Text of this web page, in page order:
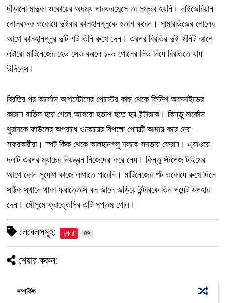
দাঁড়ানো মাদুকা ওকোয়ের অদম্য পারফরমেন্সে তা সম্ভব হয়নি। নাইজেরিয়ান
গোলরক্ষক ওকোয়ে দুইবার কালহানগ্লুকে হতাশ করেন। সামারডিজের গোলের
আগে কালহানগ্লুর দুটি শট তিনি রুখে দেন। এরপর বিরতির দুই মিনিট আগে
লটারো মার্টিনেজের হেড সেভ করলে ১-০ গোলের লিড নিয়ে বিরতিতে যায়
উদিনেস।
বিরতির পর কার্লোস অগাস্টোসের পোস্টের কাছ থেকে ফিনিশ অফসাইডের
কারনে বাতিল হয়ে গেলে আবারো হতাশ হতে হয় ইন্টারকে। কিন্তু মার্কোস
থুরামকে ফাউলের অপরাধে ওকোয়ের বিপক্ষে পেনাল্টি আদায় করে নেয়
সফরকারীরা। স্পট কিক থেকে কালহানগ্লু দলকে সমতায় ফেরান। এ্যাওয়ে
দলটি এরপর ম্যাচের নিয়ন্ত্রন নিজেদের করে নেয়। কিন্তু স্টপেজ টাইমের
আগে কোন সুযোগ কাজে লাগাতে পারেনি। মার্টিনেজের শট ওকোয়ে রুখে দিলে
সঠিক স্থানে থাকা ফ্রাত্তেসি বল জালে জড়িয়ে ইন্টারকে তিন পয়েন্ট উপহার
দেন। মৌসুমে ফ্রাত্তেসির এটি সপ্তম গোল।
লেবেলসমূহ: খেলা 89
শেয়ার করুন:
সম্পর্কিত